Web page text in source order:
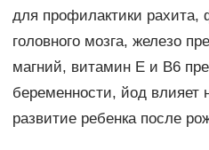
для профилактики
головного мозга, железо
магний, витамин Е и В6
беременности, йод влияет
развитие ребенка после